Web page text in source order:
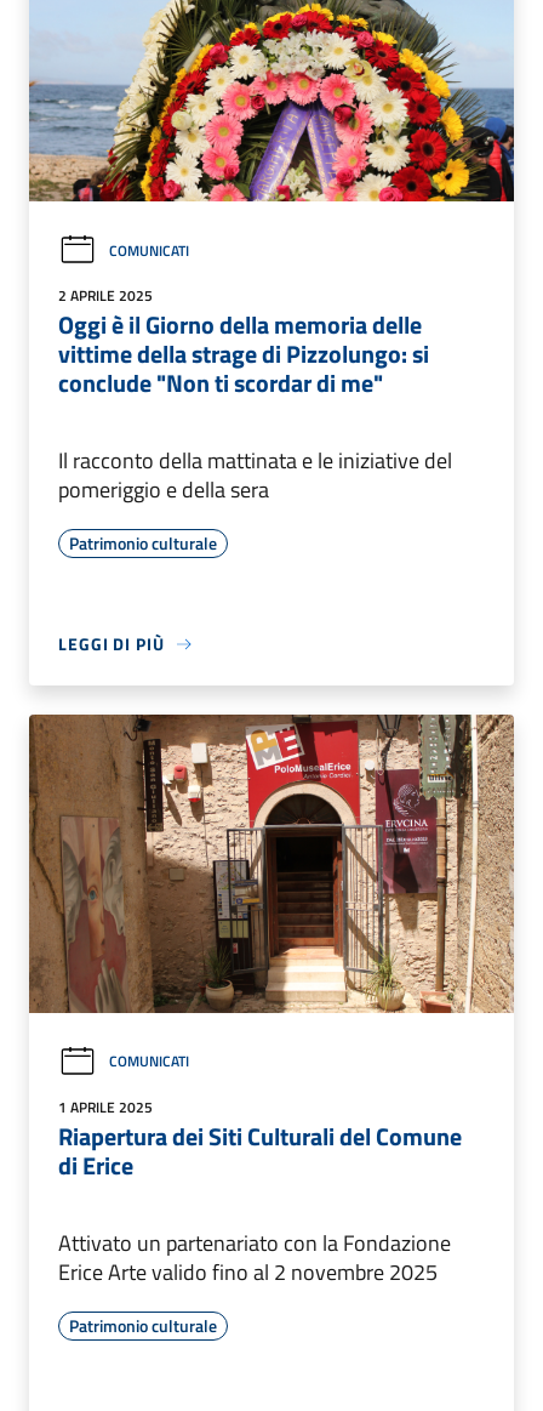
COMUNICATI
2 APRILE 2025
Oggi è il Giorno della memoria delle
vittime della strage di Pizzolungo: si
conclude "Non ti scordar di me"
Il racconto della mattinata e le iniziative del
pomeriggio e della sera
Patrimonio culturale
LEGGI DI PIÙ
COMUNICATI
1 APRILE 2025
Riapertura dei Siti Culturali del Comune
di Erice
Attivato un partenariato con la Fondazione
Erice Arte valido fino al 2 novembre 2025
Patrimonio culturale